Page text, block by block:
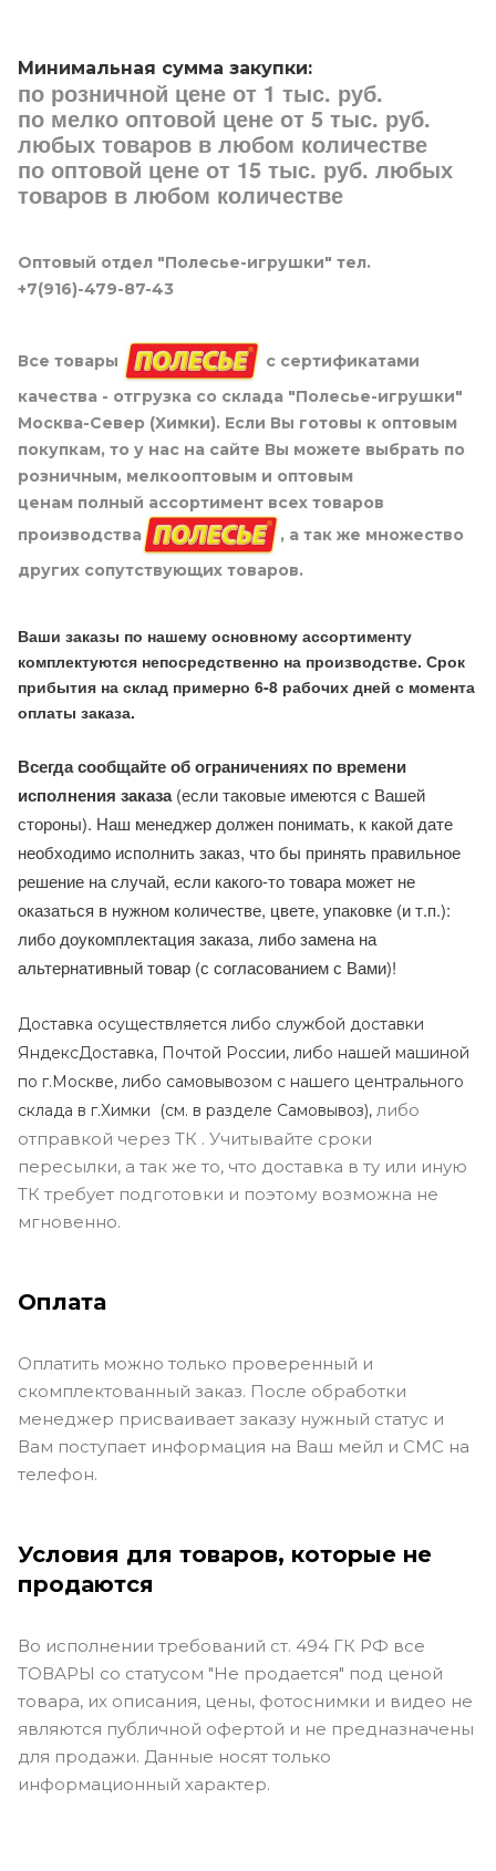
Минимальная сумма закупки:
по розничной цене от 1 тыс. руб.
по мелко оптовой цене от 5 тыс. руб.
любых товаров в любом количестве
по оптовой цене от 15 тыс. руб. любых
товаров в любом количестве
Оптовый отдел "Полесье-игрушки" тел.
+7(916)-479-87-43
Все товары
с сертификатами
качества - отгрузка со склада "Полесье-игрушки"
Москва-Север (Химки). Если Вы готовы к оптовым
покупкам, то у нас на сайте Вы можете выбрать по
розничным, мелкооптовым и оптовым
ценам полный ассортимент всех товаров
производства
, а так же множество
других сопутствующих товаров.
Ваши заказы по нашему основному ассортименту
комплектуются непосредственно на производстве. Срок
прибытия на склад примерно 6-8 рабочих дней с момента
оплаты заказа.
Всегда сообщайте об ограничениях по времени
исполнения заказа(если таковые имеются с Вашей
стороны). Наш менеджер должен понимать, к какой дате
необходимо исполнить заказ, что бы принять правильное
решение на случай, если какого-то товара может не
оказаться в нужном количестве, цвете, упаковке (и т.п.):
либо доукомплектация заказа, либо замена на
альтернативный товар (с согласованием с Вами)!
Доставка осуществляется либо службой доставки
ЯндексДоставка, Почтой России, либо нашей машиной
по г.Москве, либо самовывозом с нашего центрального
склада в г.Химки (см. в разделе Самовывоз), либо
отправкой через ТК . Учитывайте сроки
пересылки, а так же то, что доставка в ту или иную
ТК требует подготовки и поэтому возможна не
мгновенно.
Оплата
Оплатить можно только проверенный и
скомплектованный заказ. После обработки
менеджер присваивает заказу нужный статус и
Вам поступает информация на Ваш мейл и СМС на
телефон.
Условия для товаров, которые не
продаются
Во исполнении требований ст. 494 ГК РФ все
ТОВАРЫ со статусом "Не продается" под ценой
товара, их описания, цены, фотоснимки и видео не
являются публичной офертой и не предназначены
для продажи. Данные носят только
информационный характер.